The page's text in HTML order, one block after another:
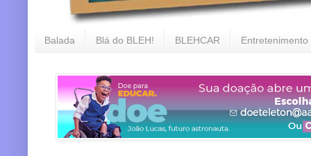
Balada Blá do BLEH! BLEHCAR Entretenimento